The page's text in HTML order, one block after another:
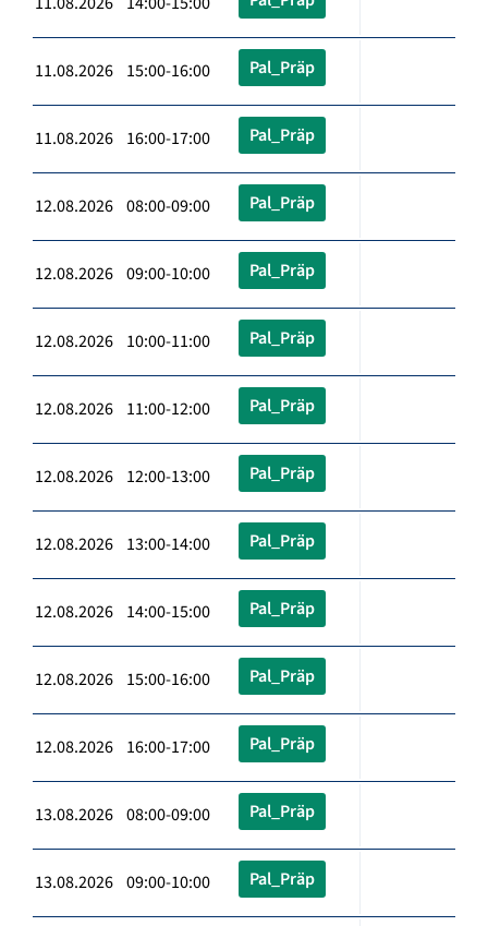
11.08.2026 15:00-16:00 Pal_Präp
11.08.2026 16:00-17:00 Pal_Präp
12.08.2026 08:00-09:00 Pal_Präp
12.08.2026 09:00-10:00 Pal_Präp
12.08.2026 10:00-11:00 Pal_Präp
12.08.2026 11:00-12:00 Pal_Präp
12.08.2026 12:00-13:00 Pal_Präp
12.08.2026 13:00-14:00 Pal_Präp
12.08.2026 14:00-15:00 Pal_Präp
12.08.2026 15:00-16:00 Pal_Präp
12.08.2026 16:00-17:00 Pal_Präp
13.08.2026 08:00-09:00 Pal_Präp
13.08.2026 09:00-10:00 Pal_Präp